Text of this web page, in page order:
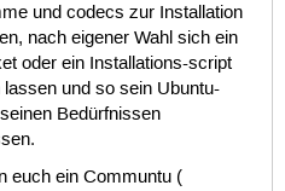
und codecs zur Installation
nach eigener Wahl sich ein
oder ein Installations-script
lassen und so sein Ubuntu-
Bedürfnissen
euch ein Communtu (